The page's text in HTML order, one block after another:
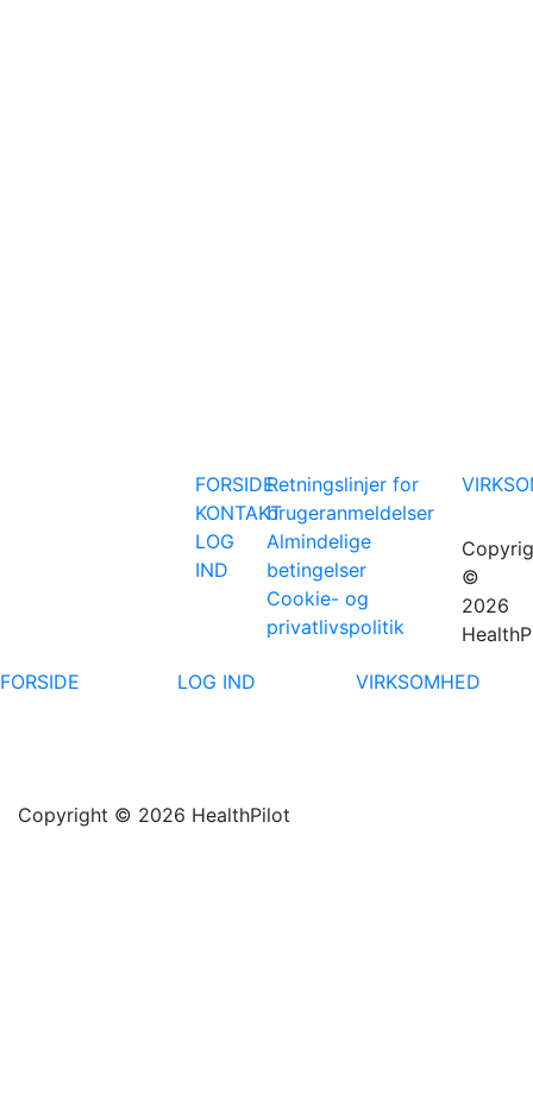
FORSIDE
KONTAKT
LOG
IND
Retningslinjer for
brugeranmeldelser
Almindelige
betingelser
Cookie- og
privatlivspolitik
©
2026
FORSIDE
LOG IND VIRKSOMHED
Copyright © 2026 HealthPilot